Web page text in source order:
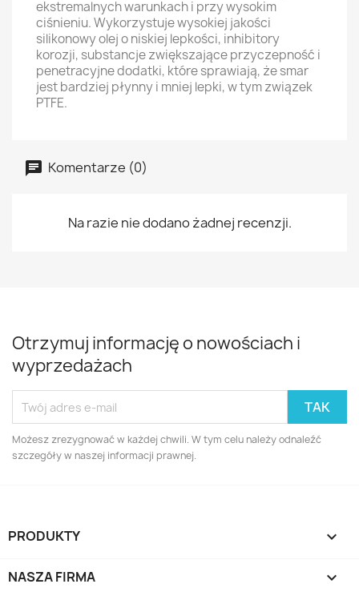
ekstremalnych warunkach i przy wysokim
ciśnieniu. Wykorzystuje wysokiej jakości
silikonowy olej o niskiej lepkości, inhibitory
korozji, substancje zwiększające przyczepność i
penetracyjne dodatki, które sprawiają, że smar
jest bardziej płynny i mniej lepki, w tym związek
PTFE.
Komentarze (0)
Na razie nie dodano żadnej recenzji.
Otrzymuj informację o nowościach i
wyprzedażach
Możesz zrezygnować w każdej chwili. W tym celu należy odnaleźć
szczegóły w naszej informacji prawnej.
PRODUKTY 
NASZA FIRMA 